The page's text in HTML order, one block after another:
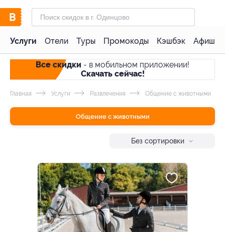
Услуги Отели Туры Промокоды Кэшбэк Афиша
Все скидки - в мобильном приложении!
Скачать сейчас!
Главная Услуги Развлечения Общение с животными
Общение с животными
Без сортировки